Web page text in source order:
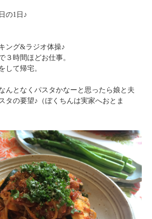
の1日♪
ング&ラジオ体操♪
３時間ほどお仕事。
して帰宅。
んとなくパスタかなーと思ったら娘と夫
タの要望♪（ぼくちんは実家へおとま